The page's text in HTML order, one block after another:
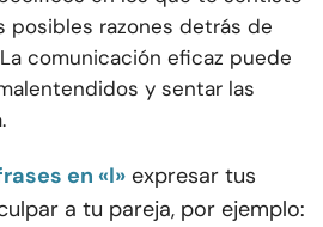
posibles razones detrás de
comunicación eficaz puede
y sentar las
en «I» expresar tus
a tu pareja, por ejemplo: